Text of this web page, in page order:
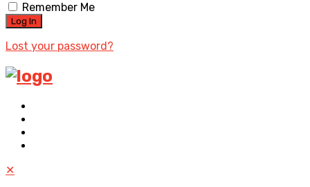
Remember Me
Lost your password?
✕